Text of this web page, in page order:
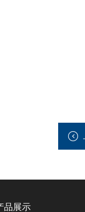
品展示